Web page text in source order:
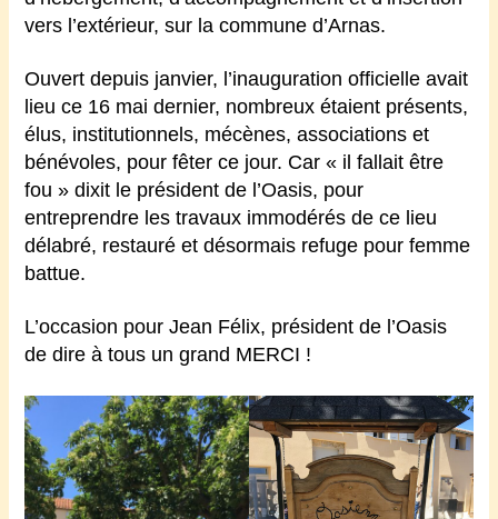
vers l’extérieur, sur la commune d’Arnas.
Ouvert depuis janvier, l’inauguration officielle avait
lieu ce 16 mai dernier, nombreux étaient présents,
élus, institutionnels, mécènes, associations et
bénévoles, pour fêter ce jour. Car« i l fallait être
fou» dixit le président de l’Oasis, pour
entreprendre les travaux immodérés de ce lieu
délabré, restauré et désormais refuge pour femme
battue.
L’occasion pour Jean Félix, président de l’Oasis
de dire à tous un grand MERCI !